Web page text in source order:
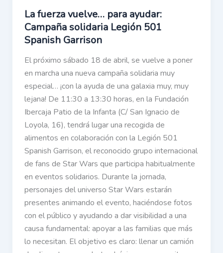
La fuerza vuelve… para ayudar:
Campaña solidaria Legión 501
Spanish Garrison
El próximo sábado 18 de abril, se vuelve a poner
en marcha una nueva campaña solidaria muy
especial… ¡con la ayuda de una galaxia muy, muy
lejana! De 11:30 a 13:30 horas, en la Fundación
Ibercaja Patio de la Infanta (C/ San Ignacio de
Loyola, 16), tendrá lugar una recogida de
alimentos en colaboración con la Legión 501
Spanish Garrison, el reconocido grupo internacional
de fans de Star Wars que participa habitualmente
en eventos solidarios. Durante la jornada,
personajes del universo Star Wars estarán
presentes animando el evento, haciéndose fotos
con el público y ayudando a dar visibilidad a una
causa fundamental: apoyar a las familias que más
lo necesitan. El objetivo es claro: llenar un camión